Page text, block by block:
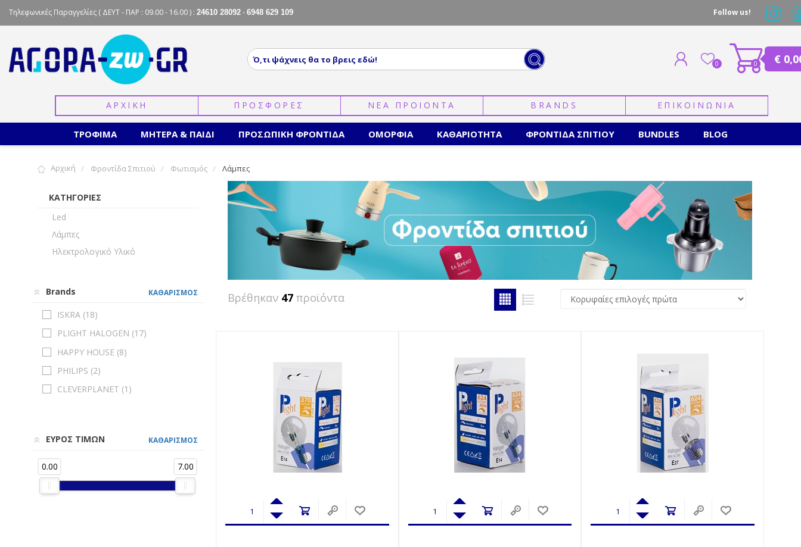
Τηλεφωνικές Παραγγελίες ( ΔΕΥΤ - ΠΑΡ : 09.00 - 16.00 ) : 24610 28092 - 6948 629 109 Follow us!
ΣΥΝΔΕΣΗ
0 €
0
ΑΡΧΙΚΗ ΠΡΟΣΦΟΡΕΣ ΝΕΑ ΠΡΟΙΟΝΤΑ BRANDS ΕΠΙΚΟΙΝΩΝΙΑ
ΤΡΟΦΙΜΑ ΜΗΤΕΡΑ & ΠΑΙΔΙ ΠΡΟΣΩΠΙΚΗ ΦΡΟΝΤΙΔΑ ΟΜΟΡΦΙΑ ΚΑΘΑΡΙΟΤΗΤΑ ΦΡΟΝΤΙΔΑ ΣΠΙΤΙΟΥ BUNDLES BLOG
Αρχική Φροντίδα Σπιτιού Φωτισμός Λάμπες
ΚΑΤΗΓΟΡΙΕΣ
Led
Λάμπες
Ηλεκτρολογικό Υλικό
Brands ΚΑΘΑΡΙΣΜΟΣ
ISKRA (18)
PLIGHT HALOGEN (17)
HAPPY HOUSE (8)
PHILIPS (2)
CLEVERPLANET (1 )
ΕΥΡΟΣ ΤΙΜΩΝ ΚΑΘΑΡΙΣΜΟΣ
0.00 7.00
Βρέθηκαν 47 προϊόντα